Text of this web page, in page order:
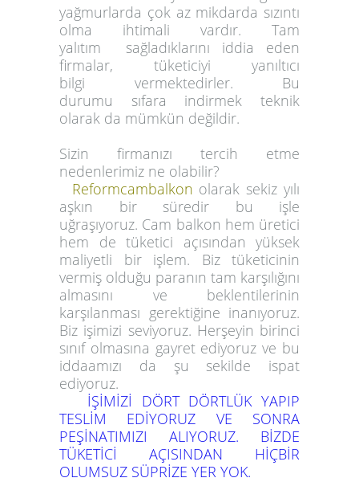
yağmurlarda çok az mikdarda sızıntı
olma ihtimali vardır. Tam
yalıtım sağladıklarını iddia eden
firmalar, tüketiciyi yanıltıcı
bilgi vermektedirler. Bu
durumu sıfara indirmek teknik
olarak da mümkün değildir.
Sizin firmanızı tercih etme
nedenlerimiz ne olabilir?
Reformcambalkon olarak sekiz yılı
aşkın bir süredir bu işle
uğraşıyoruz. Cam balkon hem üretici
hem de tüketici açısından yüksek
maliyetli bir işlem. Biz tüketicinin
vermiş olduğu paranın tam karşılığını
almasını ve beklentilerinin
karşılanması gerektiğine inanıyoruz.
Biz işimizi seviyoruz. Herşeyin birinci
sınıf olmasına gayret ediyoruz ve bu
iddaamızı da şu sekilde ispat
ediyoruz.
İŞİMİZİ DÖRT DÖRTLÜK YAPIP
TESLİM EDİYORUZ VE SONRA
PEŞİNATIMIZI ALIYORUZ. BİZDE
TÜKETİCİ AÇISINDAN HİÇBİR
OLUMSUZ SÜPRİZE YER YOK.